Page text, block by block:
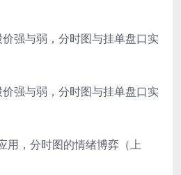
强与弱，分时图与挂单盘口实
强与弱，分时图与挂单盘口实
用，分时图的情绪博弈（上